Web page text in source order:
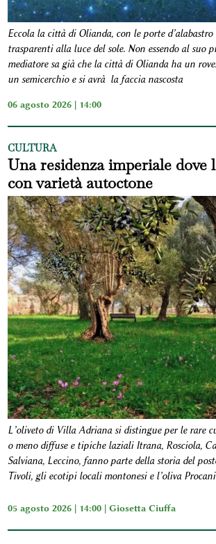
Eccola la città di Olianda, con le porte d’alabastro
trasparenti alla luce del sole. Non essendo al suo
mediatore sa già che la città di Olianda ha un
un semicerchio e si avrà la faccia nascosta
06 agosto 2026 | 14:00
CULTURA
Una residenza imperiale dove
con varietà autoctone
L’oliveto di Villa Adriana si distingue per le rare
o meno diffuse e tipiche laziali Itrana, Rosciola,
Salviana, Leccino, fanno parte della storia del
Tivoli, gli ecotipi locali montonesi e l’oliva
05 agosto 2026 | 14:00 | Giosetta Ciuffa